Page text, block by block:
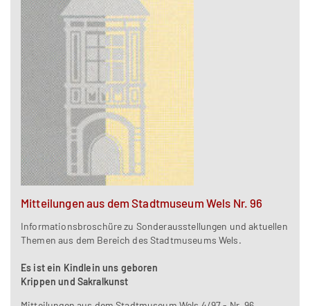
Mitteilungen aus dem Stadtmuseum Wels Nr. 96
Informationsbroschüre zu Sonderausstellungen und aktuellen
Themen aus dem Bereich des Stadtmuseums Wels.
Es ist ein Kindlein uns geboren
Krippen und Sakralkunst